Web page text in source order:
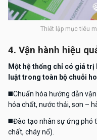
Thiết lập mục tiêu
4. Vận hành hiệu
Một hệ thống chỉ có giá
luật trong toàn bộ chuỗi
◼️Chuẩn hóa hướng dẫn
hóa chất, nước thải, sơn –
◼️Đào tạo nhân sự ứng phó
chất, cháy nổ).